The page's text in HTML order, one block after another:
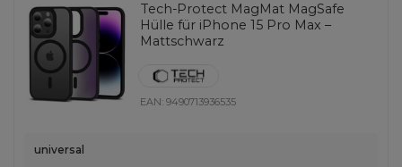
Tech-Protect MagMat MagSafe
Hülle für iPhone 15 Pro Max –
Mattschwarz
EAN:9490713936535
universal